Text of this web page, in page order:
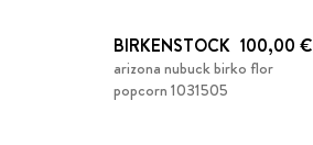
BIRKENSTOCK 100,00 €
arizona nubuck birko flor
popcorn 1031505